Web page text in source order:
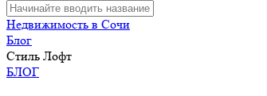
Недвижимость в Сочи
Блог
Стиль Лофт
БЛОГ